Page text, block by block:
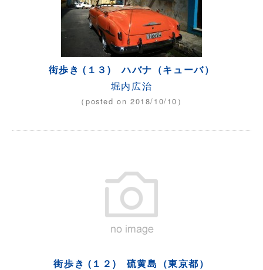
街歩き (１３) ハバナ（キューバ）
堀内広治
（posted on 2018/10/10）
街歩き (１２) 硫黄島（東京都）